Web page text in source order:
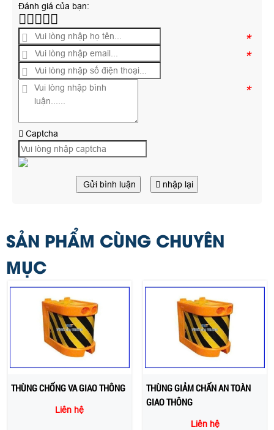
Đánh giá của bạn:
*
*
*
Captcha
Gửi bình luận nhập lại
SẢN PHẨM CÙNG CHUYÊN
MỤC
THÙNG CHỐNG VA GIAO THÔNG
Liên hệ
THÙNG GIẢM CHẤN AN TOÀN
GIAO THÔNG
Liên hệ